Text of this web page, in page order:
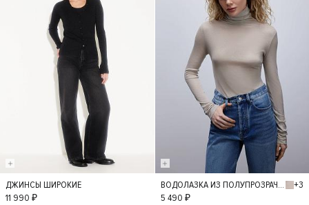
36
ДЖИНСЫ ШИРОКИЕ
11 990 ₽
M
ВОДОЛАЗКА ИЗ ПОЛУПРОЗРАЧНОГО ТРИКОТАЖА
+3
5 490 ₽